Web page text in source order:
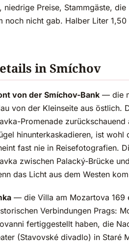
niedrige Preise, Stammgäste,
noch nicht gab. Halber Liter
in Smíchov
von der Smíchov-Bank — die
von der Kleinseite aus östlich.
Promenade
hinunterkaskadieren, ist wohl
fast nie in Reisefotografien.
zwischen Palacký-Brücke
das Licht aus dem Westen
— die Villa am Mozartova 169
Verbindungen Prags:
fertiggestellt haben, die
(Stavovské divadlo) in Staré